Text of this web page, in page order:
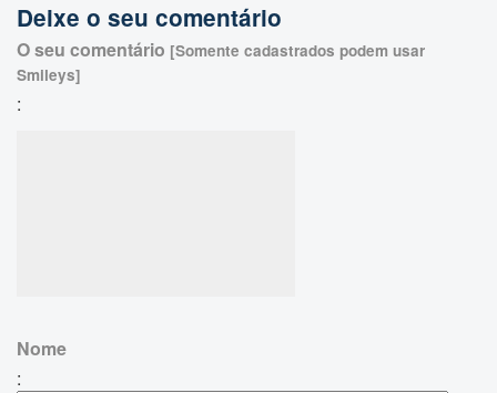
Deixe o seu comentário
O seu comentário [Somente cadastrados podem usar
Smileys]
:
Nome
: